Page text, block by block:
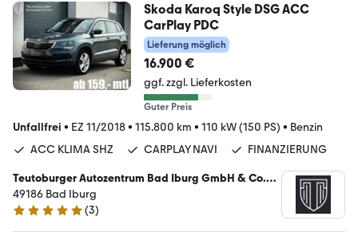
Skoda Karoq Style DSG ACC
CarPlay PDC
Lieferung möglich
16.900 €
ggf. zzgl. Lieferkosten
Guter Preis
Unfallfrei • EZ 11/2018• 115.800 km • 110 kW (150 PS) • Benzin
ACC KLIMA SHZ
CARPLAY NAVI FINANZIERUNG
Teutoburger Autozentrum Bad Iburg GmbH & Co.
KG
49186 Bad Iburg
5 Sterne
(3)